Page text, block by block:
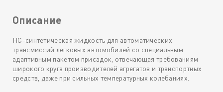
Описание
HC-синтетическая жидкость для автоматических
трансмиссий легковых автомобилей со специальным
адаптивным пакетом присадок, отвечающая требованиям
широкого круга производителей агрегатов и транспортных
средств, даже при сильных температурных колебаниях.